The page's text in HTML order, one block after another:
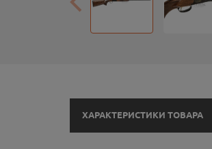
ХАРАКТЕРИСТИКИ ТОВАРА